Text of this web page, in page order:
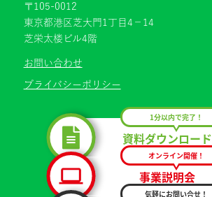
〒105-0012
東京都港区芝大門1丁目4−14
芝栄太楼ビル4階
お問い合わせ
プライバシーポリシー
資料ダウンロード
1分以内で完了！
事業説明会
オンライン開催！
気軽にお問い合せ！